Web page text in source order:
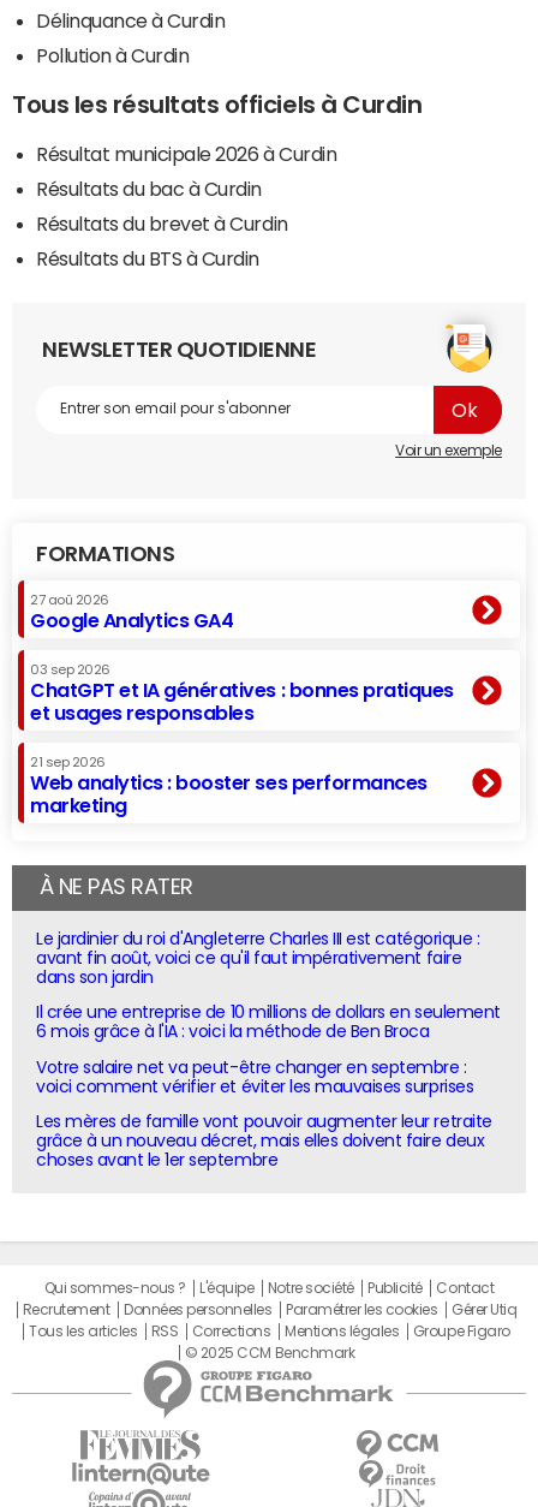
Délinquance à Curdin
Pollution à Curdin
Tous les résultats officiels à Curdin
Résultat municipale 2026 à Curdin
Résultats du bac à Curdin
Résultats du brevet à Curdin
Résultats du BTS à Curdin
NEWSLETTER QUOTIDIENNE
Voir un exemple
FORMATIONS
27 aoû 2026
Google Analytics GA4
03 sep 2026
ChatGPT et IA génératives : bonnes pratiques
et usages responsables
21 sep 2026
Web analytics : booster ses performances
marketing
À NE PAS RATER
Le jardinier du roi d'Angleterre Charles III est catégorique :
avant fin août, voici ce qu'il faut impérativement faire
dans son jardin
Il crée une entreprise de 10 millions de dollars en seulement
6 mois grâce à l'IA : voici la méthode de Ben Broca
Votre salaire net va peut-être changer en septembre :
voici comment vérifier et éviter les mauvaises surprises
Les mères de famille vont pouvoir augmenter leur retraite
grâce à un nouveau décret, mais elles doivent faire deux
choses avant le 1er septembre
Qui sommes-nous ? L'équipe Notre société Publicité
Contact
Recrutement
Données personnelles Paramétrer les cookies
Gérer Utiq
Tous les articles
RSS Corrections Mentions légales
Groupe Figaro
© 2025 CCM Benchmark